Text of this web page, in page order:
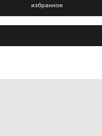
избранное